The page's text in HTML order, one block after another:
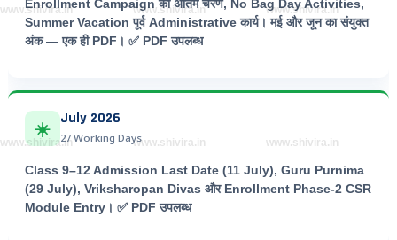
Enrollment Campaign का अंतिम चरण, No Bag Day Activities,
Summer Vacation पूर्व Administrative कार्य। मई और जून कासंयुक्त
अंक— एक ही PDF। ✅ PDF उपलब्ध
☀️
July 2026
27 Working Days
Class 9–12 Admission Last Date (11 July), Guru Purnima
(29 July), Vriksharopan Divas और Enrollment Phase-2 CSR
Module Entry। ✅ PDF उपलब्ध
www.shivira.in
www.shivira.in
www.shivira.in
www.shivira.in
www.shivira.in
www.shivira.in